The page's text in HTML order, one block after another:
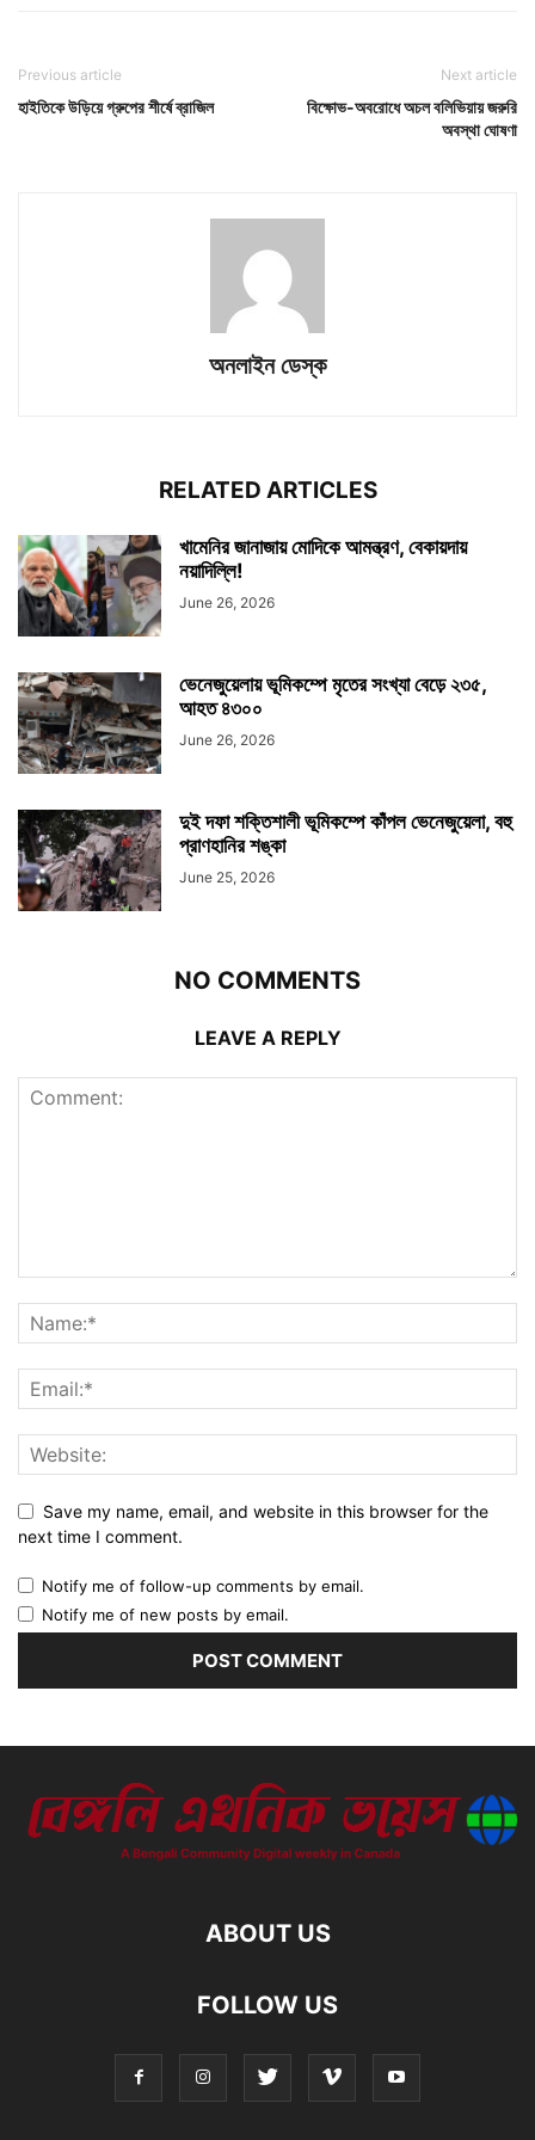
Previous article
হাইতিকে উড়িয়ে গ্রুপের শীর্ষে ব্রাজিল
Next article
বিক্ষোভ-অবরোধে অচল বলিভিয়ায় জরুরি
অবস্থা ঘোষণা
অনলাইন ডেস্ক
RELATED ARTICLES
খামেনির জানাজায় মোদিকে আমন্ত্রণ, বেকায়দায়
নয়াদিল্লি!
June 26, 2026
ভেনেজুয়েলায় ভূমিকম্পে মৃতের সংখ্যা বেড়ে ২৩৫,
আহত ৪৩০০
June 26, 2026
দুই দফা শক্তিশালী ভূমিকম্পে কাঁপল ভেনেজুয়েলা, বহু
প্রাণহানির শঙ্কা
June 25, 2026
NO COMMENTS
LEAVE A REPLY
Save my name, email, and website in this browser for the
next time I comment.
Notify me of follow-up comments by email.
Notify me of new posts by email.
ABOUT US
FOLLOW US